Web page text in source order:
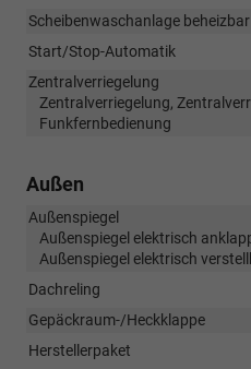
Scheibenwaschanlage beheizbar
Start/Stop-Automatik
Zentralverriegelung
Zentralverriegelung,
Funkfernbedienung
Außen
Außenspiegel
Außenspiegel elektrisch
Außenspiegel elektrisch
Dachreling
Gepäckraum-/Heckklappe
Herstellerpaket